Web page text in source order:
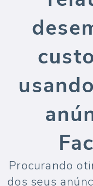
Procurando
dos seus